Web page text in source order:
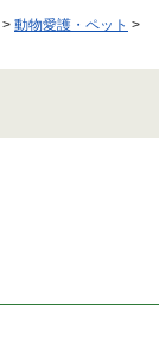
> 動物愛護・ペット >